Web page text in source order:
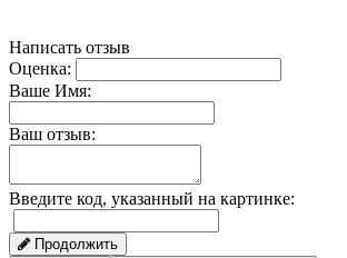
Написать отзыв
Оценка:
Ваше Имя:
Ваш отзыв:
Введите код, указанный на картинке:
Продолжить